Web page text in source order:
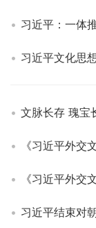
习近平：一体
习近平结束对